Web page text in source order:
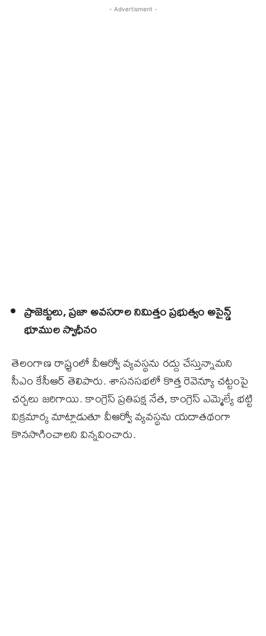
- Advertisment -
ప్రాజెక్టులు, ప్రజా అవసరాల నిమిత్తం ప్రభుత్వం అసైన్డ్‌
భూముల స్వాధీనం
తెలంగాణ రాష్ర్టంలో వీఆర్వో వ్యవస్థను రద్దు చేస్తున్నామని
సీఎం కేసీఆర్‌ తెలిపారు. శాసనసభలో కొత్త రెవెన్యూ చట్టంపై
చర్చలు జరిగాయి. కాంగ్రెస్‌ ప్రతిపక్ష నేత, కాంగ్రెస్‌ ఎమ్మెల్యే భట్టి
విక్రమార్క మాట్లాడుతూ వీఆర్వో వ్యవస్థను యదాతథంగా
కొనసాగించాలని విన్నవించారు.